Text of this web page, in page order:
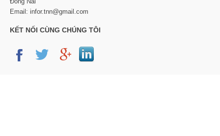
Email: infor.tnn@gmail.com
KẾT NỐI CÙNG CHÚNG TÔI